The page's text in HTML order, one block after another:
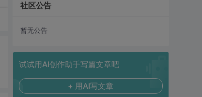
社区公告
暂无公告
试试用AI创作助手写篇文章吧
+ 用AI写文章